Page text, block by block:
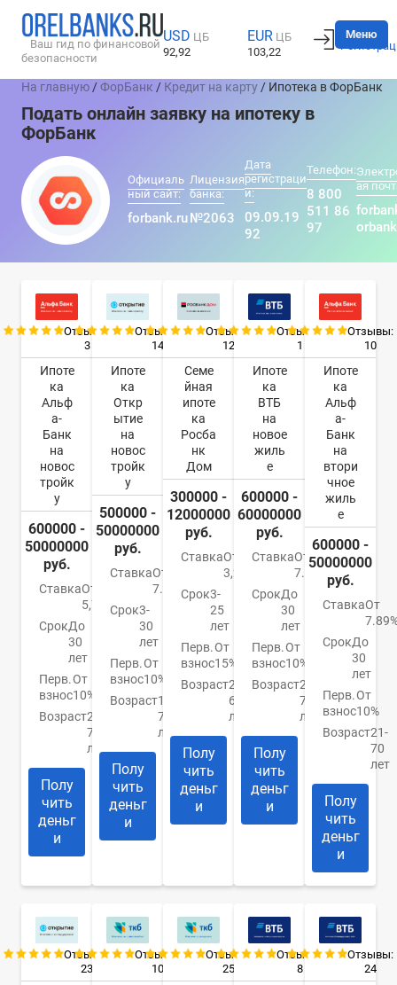
Ваш гид по финансовой
безопасности
USD ЦБ
92,92
EUR ЦБ
103,22
Вход
Меню
На главную /ФорБанк / Кредит на карту / Ипотека в ФорБанк
Подать онлайн заявку на ипотеку в
ФорБанк
Официаль
ный сайт:
forbank.ru
Лицензия
банка:
№2063
Дата
регистраци
и:
09.09.19
92
Телефон:
8 800
511 86
97
ая
Отзывы:
3
Ипоте
ка
Альф
а-
Банк
на
новос
тройк
у
600000 -
50000000
руб.
СтавкаОт
5,79%
СрокДо
30
лет
Перв.
взнос
От
10%
Возраст21-
70
лет
Полу
чить
деньг
и
Отзывы:
14
Ипоте
ка
Откр
ытие
на
новос
тройк
у
500000 -
50000000
руб.
СтавкаОт
7.5%
Срок3-
30
лет
Перв.
взнос
От
10%
Возраст18-
70
лет
Полу
чить
деньг
и
Отзывы:
12
Семе
йная
ипоте
ка
Росба
нк
Дом
300000 -
12000000
руб.
СтавкаОт
3,2%
Срок3-
25
лет
Перв.
взнос
От
15%
Возраст21-
65
лет
Полу
чить
деньг
и
Отзывы:
1
Ипоте
ка
ВТБ
на
новое
жиль
е
600000 -
60000000
руб.
СтавкаОт
7.4%
СрокДо
30
лет
Перв.
взнос
От
10%
Возраст21-
75
лет
Полу
чить
деньг
и
Отзывы:
10
Ипоте
ка
Альф
а-
Банк
на
втори
чное
жиль
е
600000 -
50000000
руб.
СтавкаОт
СрокДо
30
лет
Перв.
взнос
От
10%
Возраст21-
70
лет
Полу
чить
деньг
и
Отзывы:
23
Отзывы:
10
Отзывы:
25
Отзывы:
8
Отзывы:
24